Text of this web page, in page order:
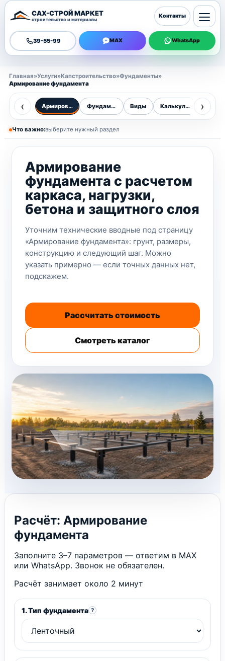
САХ-СТРОЙ МАРКЕТ
строительство и материалы
39-55-99 MAX WhatsApp
Контакты
Главная»Услуги»Капстроительство»Фундаменты»
Армирование фундамента
‹ Армирование Фундаменты Виды Калькулятор Цены
›
Что важно:выберите нужный раздел
Армирование
фундамента с расчетом
каркаса, нагрузки,
бетона и защитного слоя
Уточним технические вводные под страницу
«Армирование фундамента»: грунт, размеры,
конструкцию и следующий шаг. Можно
указать примерно — если точных данных нет,
подскажем.
Рассчитать стоимость
Смотреть каталог
Расчёт: Армирование
фундамента
Заполните 3–7 параметров — ответим в MAX
или WhatsApp. Звонок не обязателен.
Расчёт занимает около 2 минут
1. Тип фундамента ?